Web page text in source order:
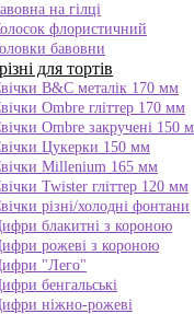
на гілці
флористичний
бавовни
для тортів
B&C металік 170 мм
Ombre гліттер 170 мм
Ombre закручені 150
Цукерки 150 мм
Millenium 165 мм
Twister гліттер 120 мм
різні/холодні фонтани
блакитні з короною
рожеві з короною
"Лего"
бенгальські
ніжно-рожеві